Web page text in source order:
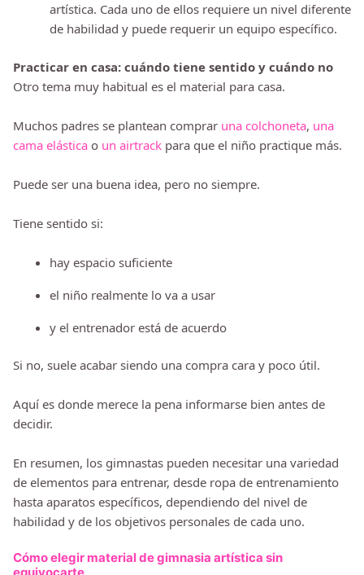
artística. Cada uno de ellos requiere un nivel diferente
de habilidad y puede requerir un equipo específico.
Practicar en casa: cuándo tiene sentido y cuándo no
Otro tema muy habitual es el material para casa.
Muchos padres se plantean comprar una colchoneta, una
cama elástica o un airtrack para que el niño practique más.
Puede ser una buena idea, pero no siempre.
Tiene sentido si:
hay espacio suficiente
el niño realmente lo va a usar
y el entrenador está de acuerdo
Si no, suele acabar siendo una compra cara y poco útil.
Aquí es donde merece la pena informarse bien antes de
decidir.
En resumen, los gimnastas pueden necesitar una variedad
de elementos para entrenar, desde ropa de entrenamiento
hasta aparatos específicos, dependiendo del nivel de
habilidad y de los objetivos personales de cada uno.
Cómo elegir material de gimnasia artística sin